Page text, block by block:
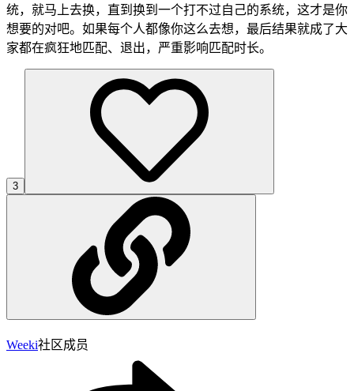
统，就马上去换，直到换到一个打不过自己的系统，这才是你
想要的对吧。如果每个人都像你这么去想，最后结果就成了大
家都在疯狂地匹配、退出，严重影响匹配时长。
3
Weeki社区成员